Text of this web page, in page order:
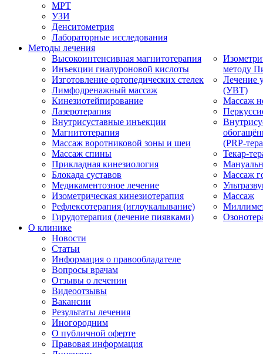
МРТ
УЗИ
Денситометрия
Лабораторные исследования
Методы лечения
Высокоинтенсивная магнитотерапия
Инъекции гиалуроновой кислоты
Изготовление ортопедических стелек
Лимфодренажный массаж
Кинезиотейпирование
Лазеротерапия
Внутрисуставные инъекции
Магнитотерапия
Массаж воротниковой зоны и шеи
Массаж спины
Прикладная кинезиология
Блокада суставов
Медикаментозное лечение
Изометрическая кинезиотерапия
Рефлексотерапия (иглоукалывание)
Гирудотерапия (лечение пиявками)
методу
Лечение
(УВТ)
Массаж
(PRP-
Текар-
Массаж
Массаж
О клинике
Новости
Статьи
Информация о правообладателе
Вопросы врачам
Отзывы о лечении
Видеоотзывы
Вакансии
Результаты лечения
Иногородним
О публичной оферте
Правовая информация